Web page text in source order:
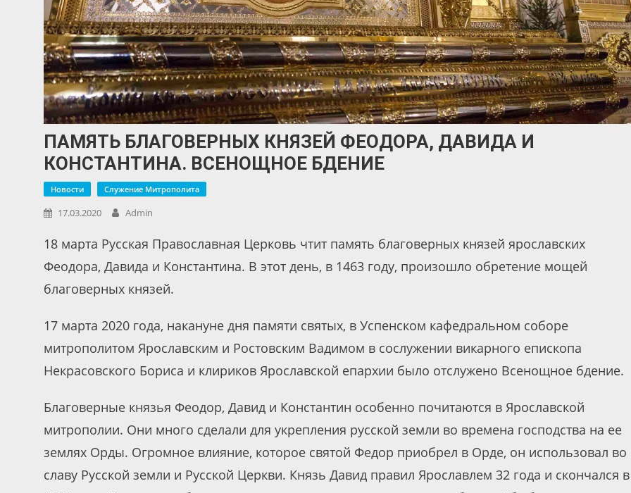
ПАМЯТЬ БЛАГОВЕРНЫХ КНЯЗЕЙ ФЕОДОРА, ДАВИДА И
КОНСТАНТИНА. ВСЕНОЩНОЕ БДЕНИЕ
Новости Служение Митрополита
17.03.2020 Admin
18 марта Русская Православная Церковь чтит память благоверных князей ярославских
Феодора, Давида и Константина. В этот день, в 1463 году, произошло обретение мощей
благоверных князей.
17 марта 2020 года, накануне дня памяти святых, в Успенском кафедральном соборе
митрополитом Ярославским и Ростовским Вадимом в сослужении викарного епископа
Некрасовского Бориса и клириков Ярославской епархии было отслужено Всенощное бдение.
Благоверные князья Феодор, Давид и Константин особенно почитаются в Ярославской
митрополии. Они много сделали для укрепления русской земли во времена господства на ее
землях Орды. Огромное влияние, которое святой Федор приобрел в Орде, он использовал во
славу Русской земли и Русской Церкви. Князь Давид правил Ярославлем 32 года и скончался в